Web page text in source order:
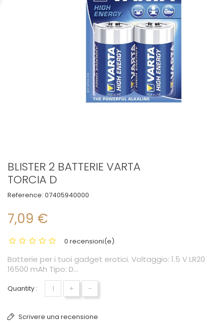
BLISTER 2 BATTERIE VARTA
TORCIA D
Reference: 07405940000
7,09 €
0 recensioni(e)
Batterie per i tuoi gadget erotici. Voltaggio: 1.5 V LR20
16500 mAh Tipo: D...
Quantity : + -
Scrivere una recensione